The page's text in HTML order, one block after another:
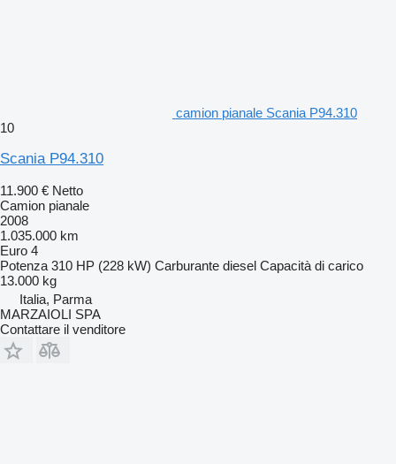
camion pianale Scania P94.310
10
Scania P94.310
11.900 € Netto
Camion pianale
2008
1.035.000 km
Euro 4
Potenza 310 HP (228 kW) Carburante diesel Capacità di carico
13.000 kg
Italia, Parma
MARZAIOLI SPA
Contattare il venditore